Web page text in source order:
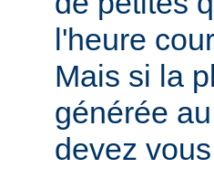
l'heure
Mais si la
générée
devez